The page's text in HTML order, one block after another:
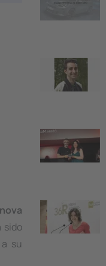
sido
su